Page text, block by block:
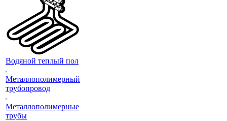
Водяной теплый пол
Металлополимерный
трубопровод
Металлополимерные
трубы